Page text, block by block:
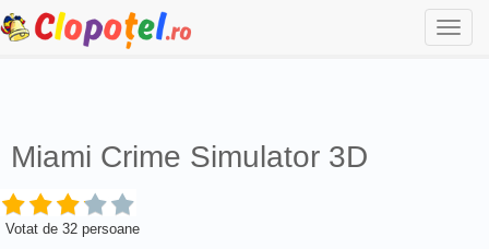
Miami Crime Simulator 3D
Votat de 32 persoane